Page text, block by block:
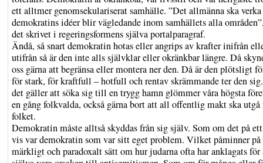
ett alltmer genomsekulariserat samhälle. ”Det allmänna ska
demokratins idéer blir vägledande inom samhällets alla
det skrivet i regeringsformens själva portalparagraf.
Ändå, så snart demokratin hotas eller angrips av krafter inifrån
utifrån så är den inte alls självklar eller okränkbar längre. Då
oss gärna att begränsa eller montera ner den. Då är den plötsligt
för stark, för kraftfull – hotfull och rentav skrämmande ter den
det gäller att söka sig till en trygg hamn glömmer våra högsta
en gång folkvalda, också gärna bort att all offentlig makt ska utgå
folket.
Demokratin måste alltså skyddas från sig själv. Som om det på
vis var demokratin som var sitt eget problem. Vilket påminner
märkligt och paradoxalt sätt om hur judarna ofta har anklagats för